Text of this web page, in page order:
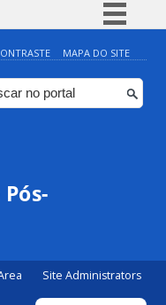
Simplifique!
Comunica BR
Participe
Canais
MAPA DO SITE
Site Administrators